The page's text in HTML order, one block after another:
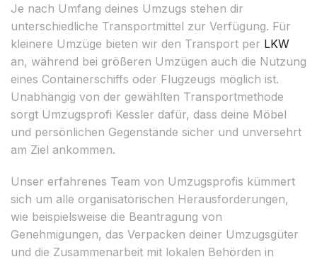
Je nach Umfang deines Umzugs stehen dir
unterschiedliche Transportmittel zur Verfügung. Für
kleinere Umzüge bieten wir den Transport per LKW
an, während bei größeren Umzügen auch die Nutzung
eines Containerschiffs oder Flugzeugs möglich ist.
Unabhängig von der gewählten Transportmethode
sorgt Umzugsprofi Kessler dafür, dass deine Möbel
und persönlichen Gegenstände sicher und unversehrt
am Ziel ankommen.
Unser erfahrenes Team von Umzugsprofis kümmert
sich um alle organisatorischen Herausforderungen,
wie beispielsweise die Beantragung von
Genehmigungen, das Verpacken deiner Umzugsgüter
und die Zusammenarbeit mit lokalen Behörden in